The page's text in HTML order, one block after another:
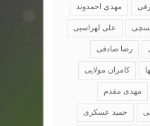
مهدی احمدوند
علی لهراسبی
رضا صادقی
کامران مولایی
مهدی مقدم
حمید عسکری